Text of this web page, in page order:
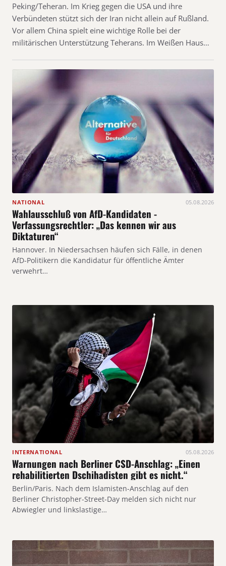
Peking/Teheran. Im Krieg gegen die USA und ihre
Verbündeten stützt sich der Iran nicht allein auf Rußland.
Vor allem China spielt eine wichtige Rolle bei der
militärischen Unterstützung Teherans. Im Weißen Haus…
NATIONAL 05.08.2026
Wahlausschluß von AfD-Kandidaten -
Verfassungsrechtler: „Das kennen wir aus
Diktaturen“
Hannover. In Niedersachsen häufen sich Fälle, in denen
AfD-Politikern die Kandidatur für öffentliche Ämter
verwehrt…
INTERNATIONAL 05.08.2026
Warnungen nach Berliner CSD-Anschlag: „Einen
rehabilitierten Dschihadisten gibt es nicht.“
Berlin/Paris. Nach dem Islamisten-Anschlag auf den
Berliner Christopher-Street-Day melden sich nicht nur
Abwiegler und linkslastige…